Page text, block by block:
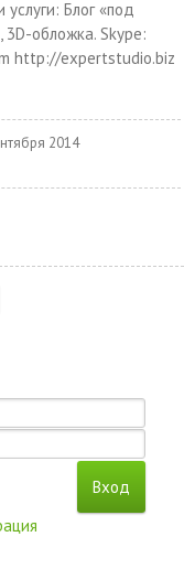
Блог «под
3D-обложка. Skype:
http://expertstudio.biz
2014